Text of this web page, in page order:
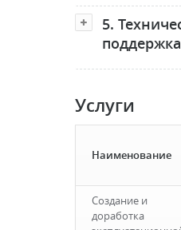
5.
Услуги
Наименование
Создание и
доработка